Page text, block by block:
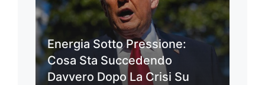
Energia Sotto Pressione:
Cosa Sta Succedendo
Davvero Dopo La Crisi Su